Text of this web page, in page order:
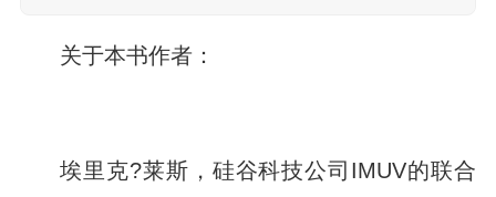
关于本书作者：
埃里克?莱斯，硅谷科技公司IMUV的联合